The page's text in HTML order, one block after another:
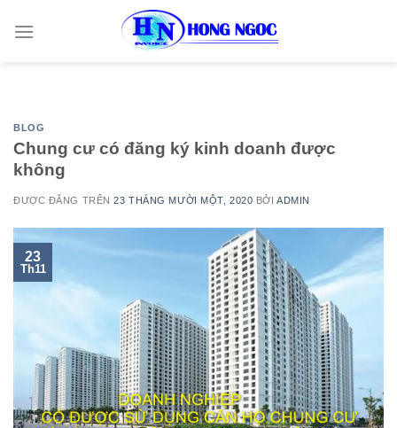
BLOG
Chung cư có đăng ký kinh doanh được
không
ĐƯỢC ĐĂNG TRÊN23 THÁNG MƯỜI MỘT, 2020 BỞIADMIN
23
Th11